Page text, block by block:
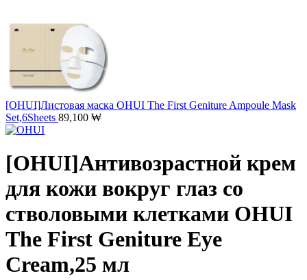
[OHUI]Листовая маска OHUI The First Geniture Ampoule Mask
Set,6Sheets 89,100 ₩
[OHUI]Антивозрастной крем
для кожи вокруг глаз со
стволовыми клетками OHUI
The First Geniture Eye
Cream,25 мл